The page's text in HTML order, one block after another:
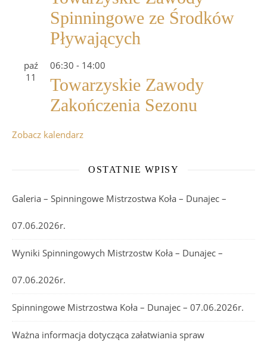
Spinningowe ze Środków
Pływających
paź
11
06:30 - 14:00
Towarzyskie Zawody
Zakończenia Sezonu
Zobacz kalendarz
OSTATNIE WPISY
Galeria – Spinningowe Mistrzostwa Koła – Dunajec –
07.06.2026r.
Wyniki Spinningowych Mistrzostw Koła – Dunajec –
07.06.2026r.
Spinningowe Mistrzostwa Koła – Dunajec – 07.06.2026r.
Ważna informacja dotycząca załatwiania spraw